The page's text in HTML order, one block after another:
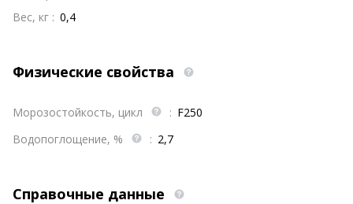
Вес, кг : 0,4
Физические свойства
Морозостойкость, цикл : F250
Водопоглощение, %
: 2,7
Справочные данные